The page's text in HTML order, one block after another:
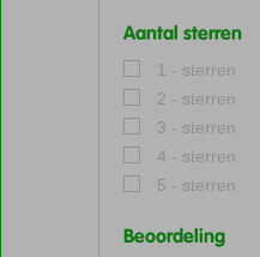
Aantal sterren
1 - sterren
2 - sterren
3 - sterren
4 - sterren
5 - sterren
Beoordeling